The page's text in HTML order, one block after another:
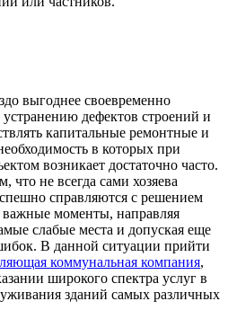
выгоднее своевременно
дефектов строений и
капитальные ремонтные и
в которых при
возникает достаточно часто.
что не всегда сами хозяева
справляются с решением
моменты, направляя
слабые места и допуская еще
В данной ситуации прийти
коммунальная компания,
широкого спектра услуг в
зданий самых различных